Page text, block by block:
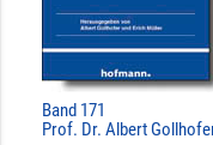
Band 171
Prof. Dr. Albert